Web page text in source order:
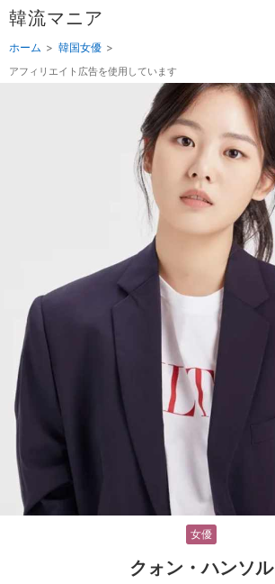
韓流マニア
ホーム 韓国女優
アフィリエイト広告を使用しています
女優
クォン・ハンソル